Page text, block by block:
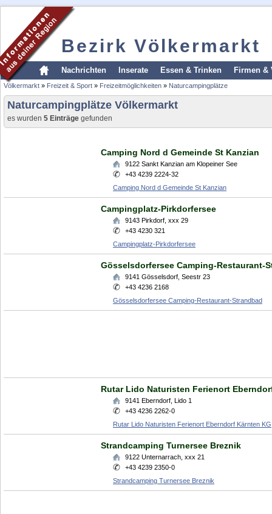
Bezirk Völkermarkt
Nachrichten Inserate Essen & Trinken Firmen &
Völkermarkt » Freizeit & Sport » Freizeitmöglichkeiten » Naturcampingplätze
Naturcampingplätze Völkermarkt
es wurden 5 Einträge gefunden
Camping Nord d Gemeinde St Kanzian
9122 Sankt Kanzian am Klopeiner See
+43 4239 2224-32
Camping Nord d Gemeinde St Kanzian
Campingplatz-Pirkdorfersee
9143 Pirkdorf xxx 29
+43 4230 321
Campingplatz-Pirkdorfersee
Gösselsdorfersee Camping-Restaurant-
9141 Gösselsdorf Seestr 23
+43 4236 2168
Gösselsdorfersee Camping-Restaurant-Strandbad
Rutar Lido Naturisten Ferienort
9141 Eberndorf Lido 1
+43 4236 2262-0
Rutar Lido Naturisten Ferienort Eberndorf Kärnten KG
Strandcamping Turnersee Breznik
9122 Unternarrach xxx 21
+43 4239 2350-0
Strandcamping Turnersee Breznik